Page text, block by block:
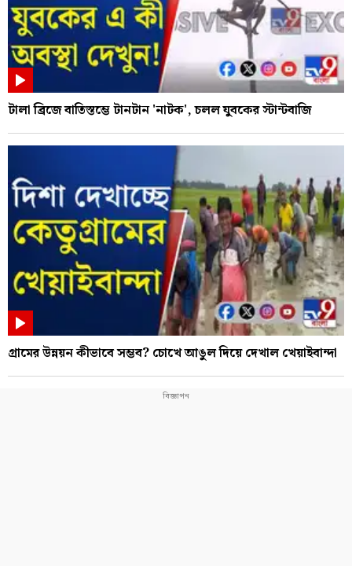
টালা ব্রিজে বাতিস্তম্ভে টানটান 'নাটক', চলল যুবকের স্টান্টবাজি
গ্রামের উন্নয়ন কীভাবে সম্ভব? চোখে আঙুল দিয়ে দেখাল খেয়াইবান্দা